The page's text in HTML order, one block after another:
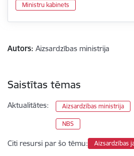
Ministru kabinets
Autors: Aizsardzības ministrija
Saistītas tēmas
Aktualitātes: Aizsardzības ministrija
NBS
Citi resursi par šo tēmu: Aizsardzības